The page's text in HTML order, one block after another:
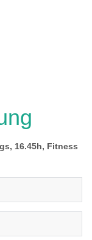
16.45h, Fitness